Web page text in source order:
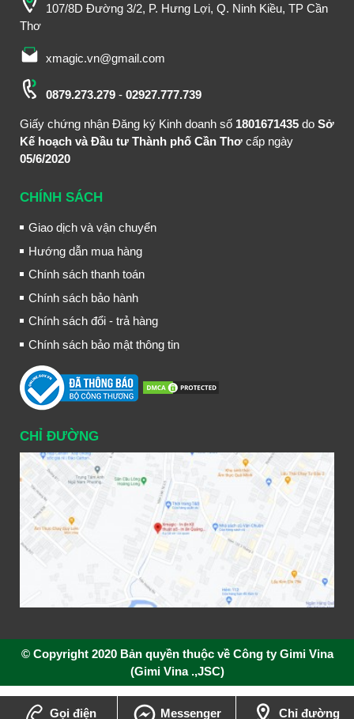
107/8D Đường 3/2, P. Hưng Lợi, Q. Ninh Kiều, TP Cần
Thơ
xmagic.vn@gmail.com
0879.273.279- 02927.777.739
Giấy chứng nhận Đăng ký Kinh doanh số 1801671435 do Sở
Kế hoạch và Đầu tư Thành phố Cần Thơ cấp ngày
05/6/2020
CHÍNH SÁCH
Giao dịch và vận chuyển
Hướng dẫn mua hàng
Chính sách thanh toán
Chính sách bảo hành
Chính sách đổi - trả hàng
Chính sách bảo mật thông tin
CHỈ ĐƯỜNG
© Copyright 2020 Bản quyền thuộc về Công ty Gimi Vina
(Gimi Vina .,JSC)
Gọi điện Messenger Chỉ đường